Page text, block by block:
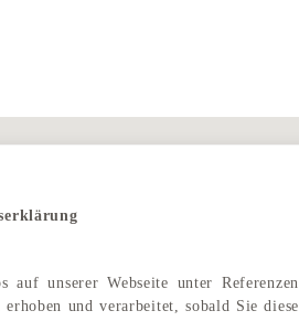
auf unserer Webseite unter Referenzen
und verarbeitet, sobald Sie diese